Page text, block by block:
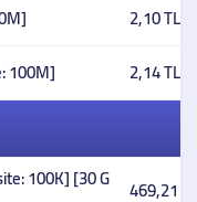
2,10 TL
100M] 2,14 TL
100K] [30 G 469,21 TL